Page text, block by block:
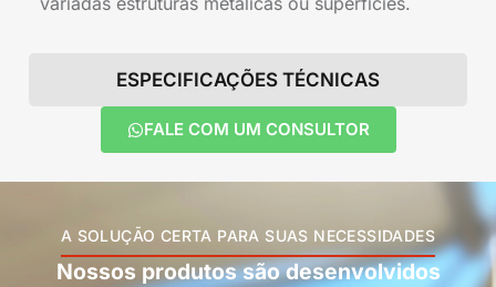
ESPECIFICAÇÕES TÉCNICAS
FALE COM UM CONSULTOR
A SOLUÇÃO CERTA PARA SUAS NECESSIDADES
Nossos produtos são desenvolvidos